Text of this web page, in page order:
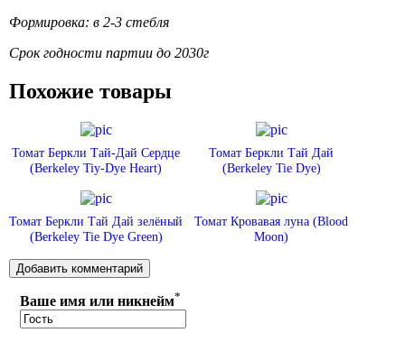
Формировка: в 2-3 стебля
Срок годности партии до 2030г
Похожие товары
Томат Беркли Тай-Дай Сердце
(Berkeley Tiy-Dye Heart)
Томат Беркли Тай Дай
(Berkeley Tie Dye)
Томат Беркли Тай Дай зелёный
(Berkeley Tie Dye Green)
Томат Кровавая луна (Blood
Moon)
Ваше имя или никнейм*